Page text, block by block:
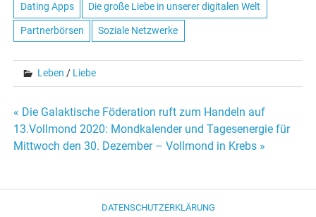
Dating Apps Die große Liebe in unserer digitalen Welt
Partnerbörsen Soziale Netzwerke
Leben / Liebe
Beitrags-
« Die Galaktische Föderation ruft zum Handeln auf
13.Vollmond 2020: Mondkalender und Tagesenergie für
Mittwoch den 30. Dezember – Vollmond in Krebs »
DATENSCHUTZERKLÄRUNG